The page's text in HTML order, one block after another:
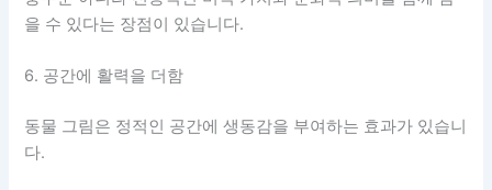
을 수 있다는 장점이 있습니다.
6. 공간에 활력을 더함
동물 그림은 정적인 공간에 생동감을 부여하는 효과가 있습니
다.